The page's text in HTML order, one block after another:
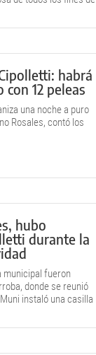
habrá
12 peleas
una noche a puro
Rosales, contó los
hubo
durante la
municipal fueron
donde se reunió
instaló una casilla